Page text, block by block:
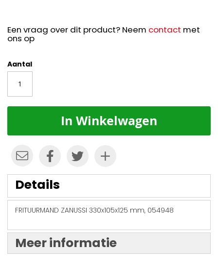
Een vraag over dit product? Neem contact met
ons op
Aantal
In Winkelwagen
Details
FRITUURMAND ZANUSSI 330x105x125 mm, 054948
Meer informatie